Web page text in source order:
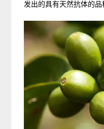
发出的具有天然抗体的品